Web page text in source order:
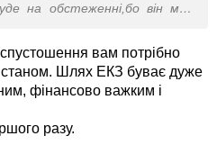
на обстеженні,бо він має
Я вже робила і лапару, і
безкінечно. Рентген труб.
все не має сенсу. А в своєму
І плюс я робила сьогодні
гідрос. І це після
вам потрібно
станом. Шлях ЕКЗ буває дуже
фінансово важким і
разу.